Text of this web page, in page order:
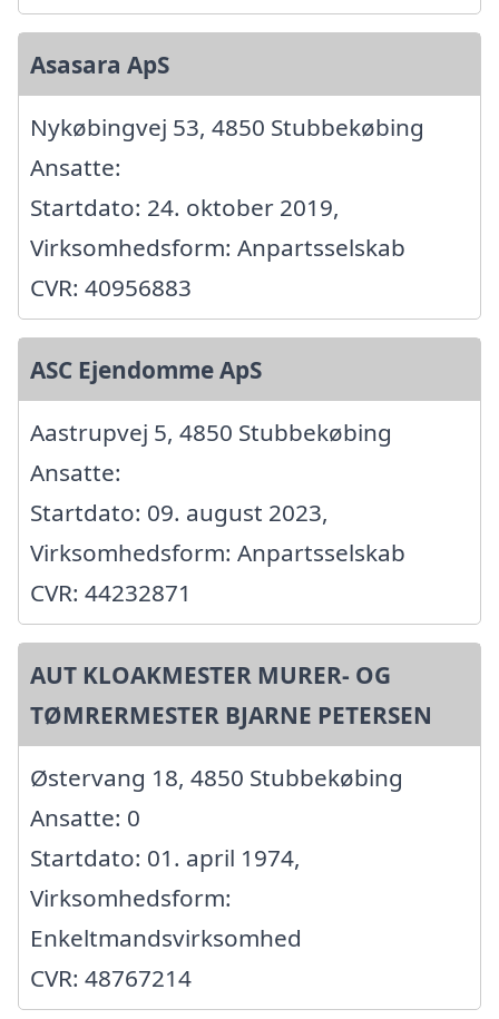
Asasara ApS
Nykøbingvej 53, 4850 Stubbekøbing
Ansatte:
Startdato: 24. oktober 2019,
Virksomhedsform: Anpartsselskab
CVR: 40956883
ASC Ejendomme ApS
Aastrupvej 5, 4850 Stubbekøbing
Ansatte:
Startdato: 09. august 2023,
Virksomhedsform: Anpartsselskab
CVR: 44232871
AUT KLOAKMESTER MURER- OG
TØMRERMESTER BJARNE PETERSEN
Østervang 18, 4850 Stubbekøbing
Ansatte: 0
Startdato: 01. april 1974,
Virksomhedsform:
Enkeltmandsvirksomhed
CVR: 48767214